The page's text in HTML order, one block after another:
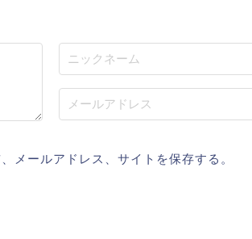
メールアドレス、サイトを保存する。